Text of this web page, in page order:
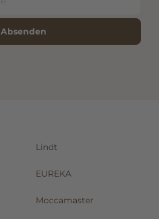
Absenden
Lindt
EUREKA
Moccamaster